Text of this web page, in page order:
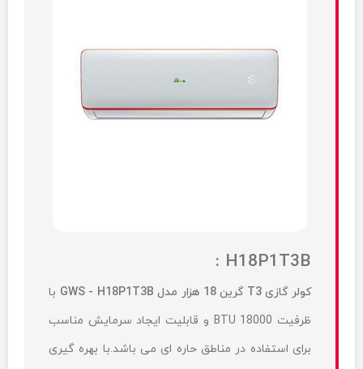
H18P1T3B :
کولر گازی T3 گرین 18 هزار مدل GWS - H18P1T3B
با
ظرفیت 18000 BTU و قابلیت ایجاد سرمایش مناسب
برای استفاده در مناطق حاره ای می باشد.با بهره گیری